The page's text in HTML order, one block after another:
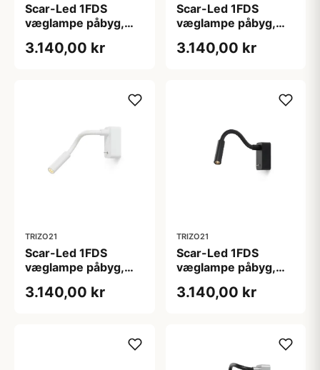
Scar-Led 1FDS
væglampe påbyg,
3.140,00 kr
Scar-Led 1FDS
væglampe påbyg,
3.140,00 kr
TRIZO21
Scar-Led 1FDS
væglampe påbyg,
3.140,00 kr
TRIZO21
Scar-Led 1FDS
væglampe påbyg,
3.140,00 kr